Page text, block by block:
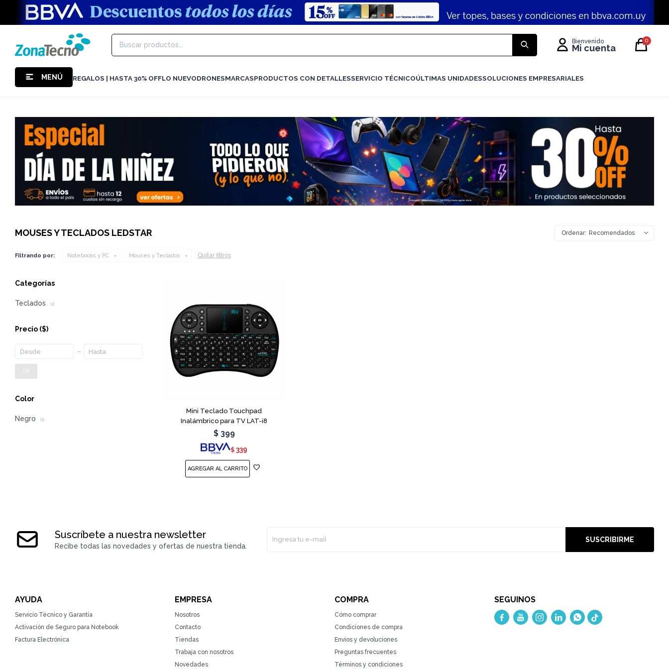
MENÚ REGALOS | HASTA 30% OFFLO NUEVODRONESMARCASPRODUCTOS CON DETALLESSERVICIO TÉCNICOÚLTIMAS UNIDADESSOLUCIONES EMPRESARIALES
0
MOUSES Y TECLADOS LEDSTAR Recomendados
Filtrando por: Notebooks y PC Mouses y Teclados Quitar filtros
Mini Teclado Touchpad
Inalámbrico para TV LAT-i8
$ 399
$ 339
Categorías
Teclados (1)
Precio ($)
OK
Color
Negro (1)
Suscríbete a nuestra newsletter
Recibe todas las novedades y ofertas de nuestra tienda.
SUSCRIBIRME
AYUDA
Servicio Técnico y Garantía
Activación de Seguro para Notebook
Factura Electrónica
EMPRESA
Nosotros
Contacto
Tiendas
Trabaja con nosotros
Novedades
COMPRA
Cómo comprar
Condiciones de compra
Envíos y devoluciones
Preguntas frecuentes
Términos y condiciones
SEGUINOS
    